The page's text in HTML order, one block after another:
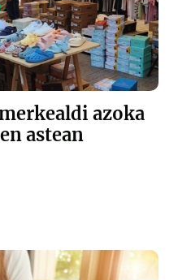
azoka
astean